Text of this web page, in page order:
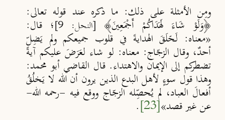
ومِن الأمثلة على ذلك: ما ذكره عند قوله تعالى:
﴿وَلَوْ شَاءَ لَهَدَاكُمْ أَجْمَعِينَ﴾ [النحل: 9] ؛ قال:
«معناه: لَـخَلَقَ الهدايةَ في قلوب جميعكمولم يَضِل
أحدٌ، وقال الزجّاج: معناه: لو شاء لعَرَضَ عليكم آيةً
تضطركم إلى الإيمان والاهتداء.قال القاضي أبو محمد:
وهذا قول سوءٍ لأهل البدع الذين يرون أنالله لا يَـخلُقُ
أفعالَ العباد، لم يُـحصِله الزجّاج ووقع فيه -رحمه الله-
عن غيرقصد»
[23]
.